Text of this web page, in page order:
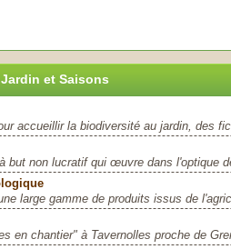
et Saisons
accueillir la biodiversité au jardin, des
but non lucratif qui œuvre dans l'optique
large gamme de produits issus de
en chantier" à Tavernolles proche de